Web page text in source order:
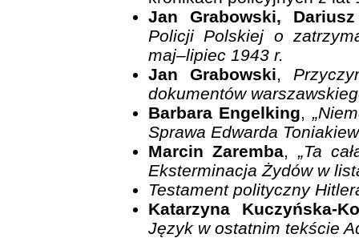
Jan Grabowski,
Policji Polskiej o
maj–lipiec 1943 r.
Jan Grabowski,
dokumentów
Barbara Engelking,
Sprawa Edwarda
Marcin Zaremba, „Ta
Eksterminacja Żydów w
Testament polityczny
Katarzyna Kuczyńska-
Język w ostatnim tekście